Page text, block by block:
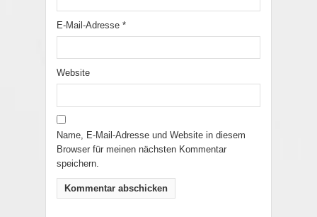
E-Mail-Adresse *
Website
Name, E-Mail-Adresse und Website in diesem
Browser für meinen nächsten Kommentar
speichern.